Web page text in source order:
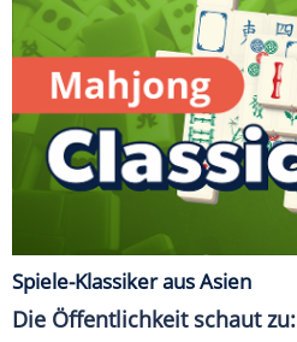
Spiele-Klassiker aus Asien
Die Öffentlichkeit schaut zu: